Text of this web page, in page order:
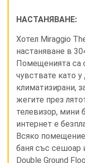
НАСТАНЯВАНЕ:
Хотел Miraggio
настаняване в
Помещенията са
чувствате като
климатизирани,
жегите през
телевизор, мини
интернет е
Всяко
баня със сешоар
Double Ground